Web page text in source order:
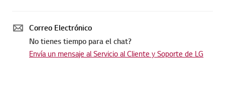
Correo Electrónico
No tienes tiempo para el chat?
Envía un mensaje al Servicio al Cliente y Soporte de LG